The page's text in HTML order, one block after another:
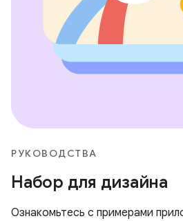
РУКОВОДСТВА
Набор для дизайна
Ознакомьтесь с примерами